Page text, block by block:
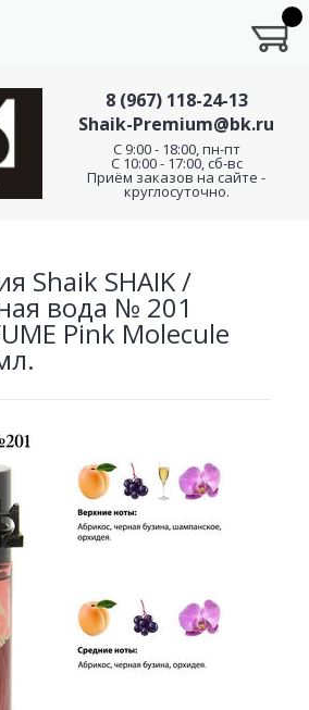
8 (967) 118-24-13
Shaik-Premium@bk.ru
C 9:00 - 18:00, пн-пт
С 10:00 - 17:00, сб-вс
Приём заказов на сайте -
круглосуточно.
Shaik SHAIK /
вода № 201
Pink Molecule